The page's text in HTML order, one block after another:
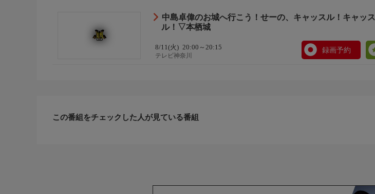
中島卓偉のお城へ行こう！せーの、キャッスル！キャッス
ル！▽本栖城
8/11(火) 20:00～20:15
テレビ神奈川
録画予約
この番組をチェックした人が見ている番組